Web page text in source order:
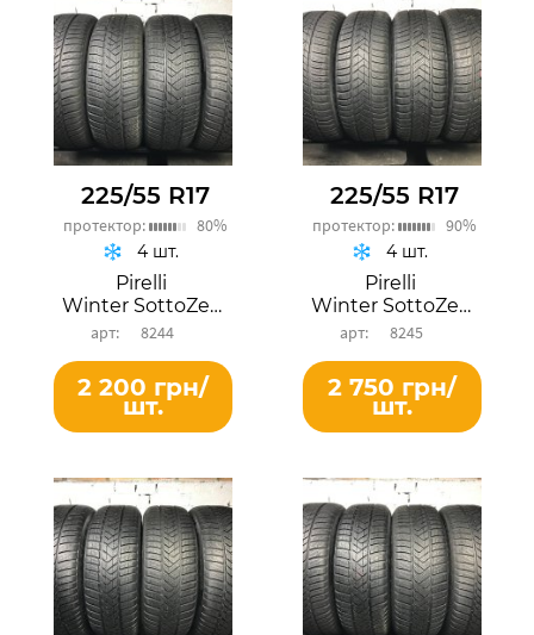
225/55 R17
протектор: 80%
Pirelli
Winter SottoZero 3
8244
4 шт.
2 200 грн/
шт.
225/55 R17
протектор: 90%
Pirelli
Winter SottoZero 3
8245
4 шт.
2 750 грн/
шт.